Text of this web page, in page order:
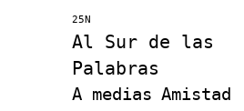
25N
Al Sur de las
Palabras
A medias Amistad